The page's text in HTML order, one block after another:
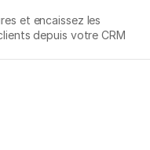
et encaissez les
depuis votre CRM